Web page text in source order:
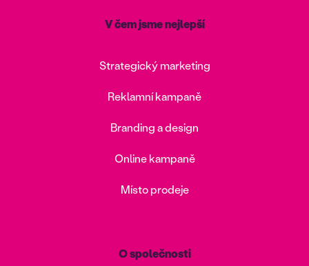
V čem jsme nejlepší
Strategický marketing
Reklamní kampaně
Branding a design
Online kampaně
Místo prodeje
O společnosti